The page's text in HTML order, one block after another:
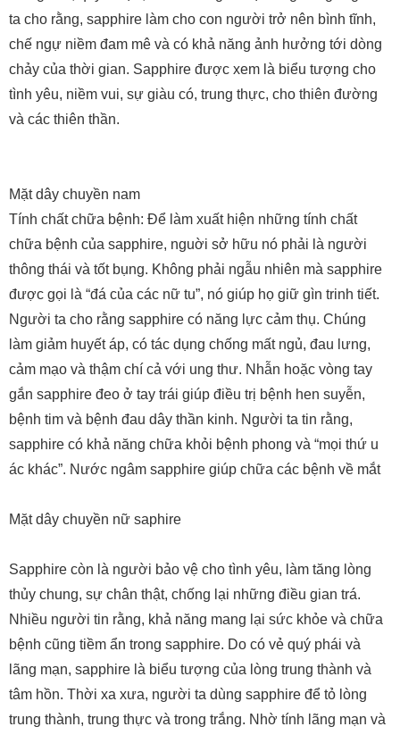
ta cho rằng, sapphire làm cho con người trở nên bình tĩnh,
chế ngự niềm đam mê và có khả năng ảnh hưởng tới dòng
chảy của thời gian. Sapphire được xem là biểu tượng cho
tình yêu, niềm vui, sự giàu có, trung thực, cho thiên đường
và các thiên thần.
Mặt dây chuyền nam
Tính chất chữa bệnh: Để làm xuất hiện những tính chất
chữa bệnh của sapphire, nguời sở hữu nó phải là người
thông thái và tốt bụng. Không phải ngẫu nhiên mà sapphire
được gọi là “đá của các nữ tu”, nó giúp họ giữ gìn trinh tiết.
Người ta cho rằng sapphire có năng lực cảm thụ. Chúng
làm giảm huyết áp, có tác dụng chống mất ngủ, đau lưng,
cảm mạo và thậm chí cả với ung thư. Nhẫn hoặc vòng tay
gắn sapphire đeo ở tay trái giúp điều trị bệnh hen suyễn,
bệnh tim và bệnh đau dây thần kinh. Người ta tin rằng,
sapphire có khả năng chữa khỏi bệnh phong và “mọi thứ u
ác khác”. Nước ngâm sapphire giúp chữa các bệnh về mắt
Mặt dây chuyền nữ saphire
Sapphire còn là người bảo vệ cho tình yêu, làm tăng lòng
thủy chung, sự chân thật, chống lại những điều gian trá.
Nhiều người tin rằng, khả năng mang lại sức khỏe và chữa
bệnh cũng tiềm ẩn trong sapphire. Do có vẻ quý phái và
lãng mạn, sapphire là biểu tượng của lòng trung thành và
tâm hồn. Thời xa xưa, người ta dùng sapphire để tỏ lòng
trung thành, trung thực và trong trắng. Nhờ tính lãng mạn và